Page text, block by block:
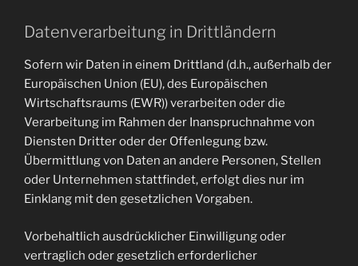
Datenverarbeitung in Drittländern
Sofern wir Daten in einem Drittland (d.h., außerhalb der
Europäischen Union (EU), des Europäischen
Wirtschaftsraums (EWR)) verarbeiten oder die
Verarbeitung im Rahmen der Inanspruchnahme von
Diensten Dritter oder der Offenlegung bzw.
Übermittlung von Daten an andere Personen, Stellen
oder Unternehmen stattfindet, erfolgt dies nur im
Einklang mit den gesetzlichen Vorgaben.
Vorbehaltlich ausdrücklicher Einwilligung oder
vertraglich oder gesetzlich erforderlicher